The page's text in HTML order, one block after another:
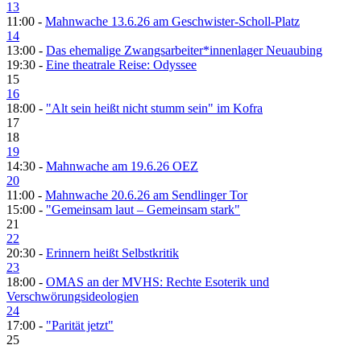
13
11:00 - Mahnwache 13.6.26 am Geschwister-Scholl-Platz
14
13:00 - Das ehemalige Zwangsarbeiter*innenlager Neuaubing
19:30 - Eine theatrale Reise: Odyssee
15
16
18:00 - "Alt sein heißt nicht stumm sein" im Kofra
17
18
19
14:30 - Mahnwache am 19.6.26 OEZ
20
11:00 - Mahnwache 20.6.26 am Sendlinger Tor
15:00 - "Gemeinsam laut – Gemeinsam stark"
21
22
20:30 - Erinnern heißt Selbstkritik
23
18:00 - OMAS an der MVHS: Rechte Esoterik und
Verschwörungsideologien
24
17:00 - "Parität jetzt"
25